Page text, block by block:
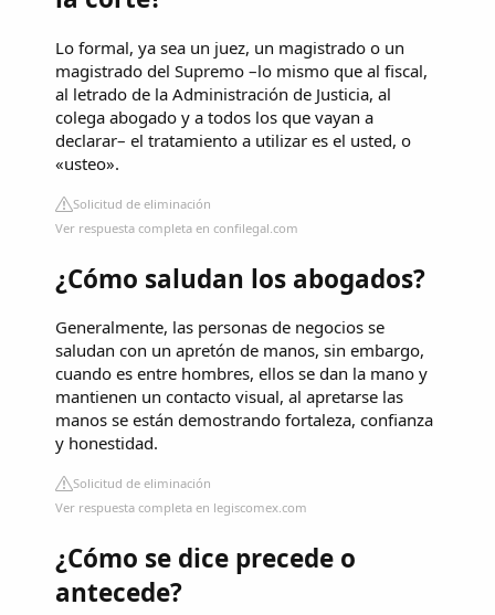
Lo formal, ya sea un juez, un magistrado o un
magistrado del Supremo –lo mismo que al fiscal,
al letrado de la Administración de Justicia, al
colega abogado y a todos los que vayan a
declarar– el tratamiento a utilizar es el usted, o
«usteo».
Solicitud de eliminación
Ver respuesta completa en confilegal.com
¿Cómo saludan los abogados?
Generalmente, las personas de negocios se
saludan con un apretón de manos, sin embargo,
cuando es entre hombres, ellos se dan la mano y
mantienen un contacto visual, al apretarse las
manos se están demostrando fortaleza, confianza
y honestidad.
Solicitud de eliminación
Ver respuesta completa en legiscomex.com
¿Cómo se dice precede o
antecede?